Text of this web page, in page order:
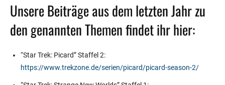
Unsere Beiträge aus dem letzten Jahr zu
den genannten Themen findet ihr hier:
“Star Trek: Picard” Staffel 2:
https://www.trekzone.de/serien/picard/picard-season-2/